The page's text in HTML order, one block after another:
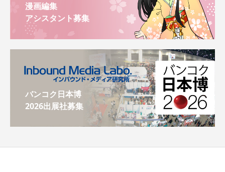
漫画編集
アシスタント募集
バンコク日本博
2026出展社募集